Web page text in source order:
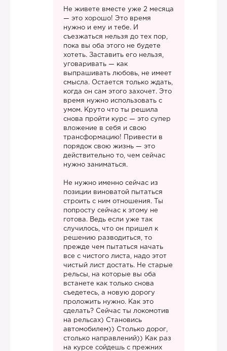
Не живете вместе уже 2 месяца
— это хорошо! Это время
нужно и ему и тебе. И
съезжаться нельзя до тех пор,
пока вы оба этого не будете
хотеть. Заставить его нельзя,
уговаривать — как
выпрашивать любовь, не имеет
смысла. Остается только ждать,
когда он сам этого захочет. Это
время нужно использовать с
умом. Круто что ты решила
снова пройти курс — это супер
вложение в себя и свою
трансформацию! Привести в
порядок свою жизнь — это
действительно то, чем сейчас
нужно заниматься.
Не нужно именно сейчас из
позиции виноватой пытаться
строить с ним отношения. Ты
попросту сейчас к этому не
готова. Ведь если уже так
случилось, что он пришел к
решению разводиться, то
прежде чем пытаться начать
все с чистого листа, надо этот
чистый лист достать. Не старые
рельсы, на которые вы оба
встанете как только снова
съедетесь, а новую дорогу
проложить нужно. Как это
сделать? Сейчас ты локомотив
на рельсах) Становись
автомобилем)) Столько дорог,
столько направлений)) Как раз
на курсе сойдешь с прежних